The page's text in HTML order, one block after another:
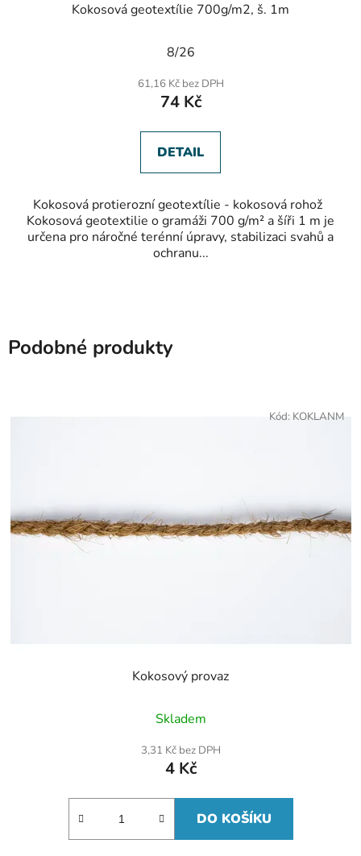
Kokosová geotextílie 700g/m2, š. 1m
hodnocení
je
5,0
5
hvězdiček.
8/26
61,16 Kč bez DPH
74 Kč
DETAIL
Kokosová protierozní geotextílie - kokosová rohož
Kokosová geotextilie o gramáži 700 g/m² a šíři 1 m je
určena pro náročné terénní úpravy, stabilizaci svahů a
ochranu...
Podobné produkty
Kokosový provaz
Skladem
3,31 Kč bez DPH
4 Kč
DO KOŠÍKU
Kód: KOKLANM